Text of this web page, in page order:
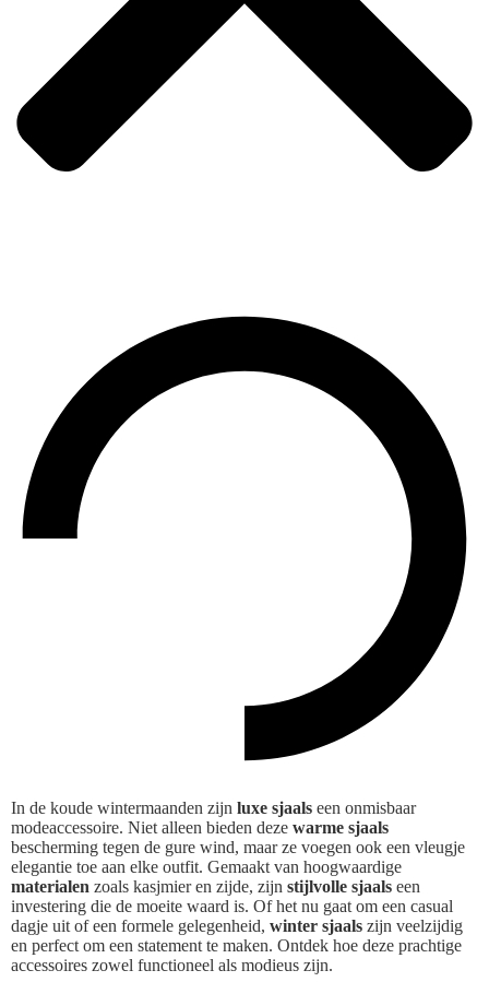
In de koude wintermaanden zijn luxe sjaals een onmisbaar
modeaccessoire. Niet alleen bieden deze warme sjaals
bescherming tegen de gure wind, maar ze voegen ook een vleugje
elegantie toe aan elke outfit. Gemaakt van hoogwaardige
materialen zoals kasjmier en zijde, zijn stijlvolle sjaals een
investering die de moeite waard is. Of het nu gaat om een casual
dagje uit of een formele gelegenheid, winter sjaals zijn veelzijdig
en perfect om een statement te maken. Ontdek hoe deze prachtige
accessoires zowel functioneel als modieus zijn.